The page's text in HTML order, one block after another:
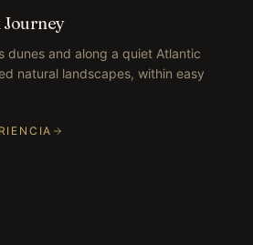
Journey
dunes and along a quiet Atlantic
natural landscapes, within easy